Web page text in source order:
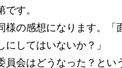
す。
の感想になります。「
してはいないか？」
会はどうなった？とい